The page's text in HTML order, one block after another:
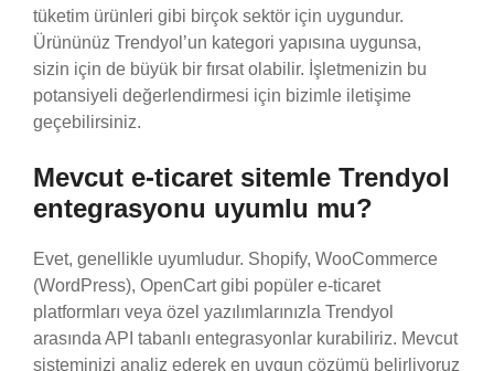
tüketim ürünleri gibi birçok sektör için uygundur.
Ürününüz Trendyol’un kategori yapısına uygunsa,
sizin için de büyük bir fırsat olabilir. İşletmenizin bu
potansiyeli değerlendirmesi için bizimle iletişime
geçebilirsiniz.
Mevcut e-ticaret sitemle Trendyol
entegrasyonu uyumlu mu?
Evet, genellikle uyumludur. Shopify, WooCommerce
(WordPress), OpenCart gibi popüler e-ticaret
platformları veya özel yazılımlarınızla Trendyol
arasında API tabanlı entegrasyonlar kurabiliriz. Mevcut
sisteminizi analiz ederek en uygun çözümü belirliyoruz